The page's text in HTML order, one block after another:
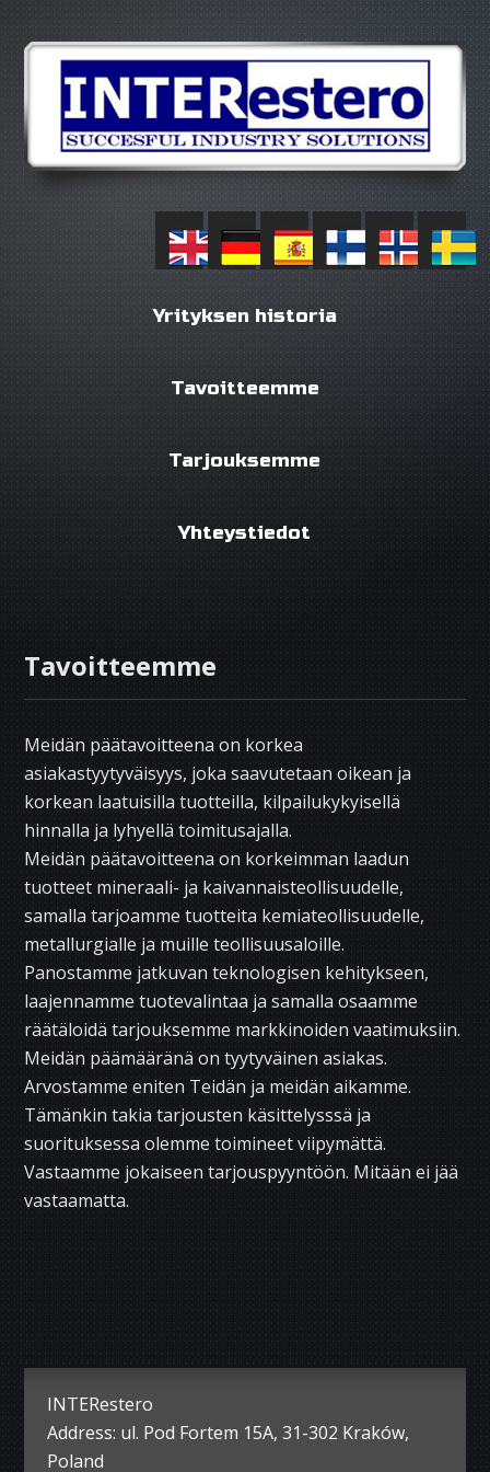
Yrityksen historia
Tavoitteemme
Tarjouksemme
Yhteystiedot
Tavoitteemme
Meidän päätavoitteena on korkea
asiakastyytyväisyys, joka saavutetaan oikean ja
korkean laatuisilla tuotteilla, kilpailukykyisellä
hinnalla ja lyhyellä toimitusajalla.
Meidän päätavoitteena on korkeimman laadun
tuotteet mineraali- ja kaivannaisteollisuudelle,
samalla tarjoamme tuotteita kemiateollisuudelle,
metallurgialle ja muille teollisuusaloille.
Panostamme jatkuvan teknologisen kehitykseen,
laajennamme tuotevalintaa ja samalla osaamme
räätäloidä tarjouksemme markkinoiden vaatimuksiin.
Meidän päämääränä on tyytyväinen asiakas.
Arvostamme eniten Teidän ja meidän aikamme.
Tämänkin takia tarjousten käsittelysssä ja
suorituksessa olemme toimineet viipymättä.
Vastaamme jokaiseen tarjouspyyntöön. Mitään ei jää
vastaamatta.
INTERestero
Address: ul. Pod Fortem 15A, 31-302 Kraków,
Poland